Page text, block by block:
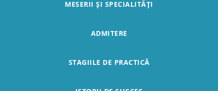
MESERII ȘI SPECIALITĂȚI
ADMITERE
STAGIILE DE PRACTICĂ